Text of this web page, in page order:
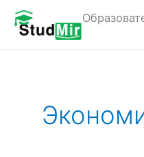
Перейти
содержимому